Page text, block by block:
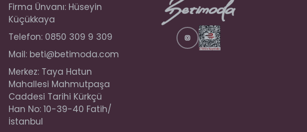
Firma Ünvanı: Hüseyin
Küçükkaya
Telefon: 0850 309 9 309
Mail: beti@betimoda.com
Merkez: Taya Hatun
Mahallesi Mahmutpaşa
Caddesi Tarihi Kürkçü
Han No: 10-39-40 Fatih/
İstanbul